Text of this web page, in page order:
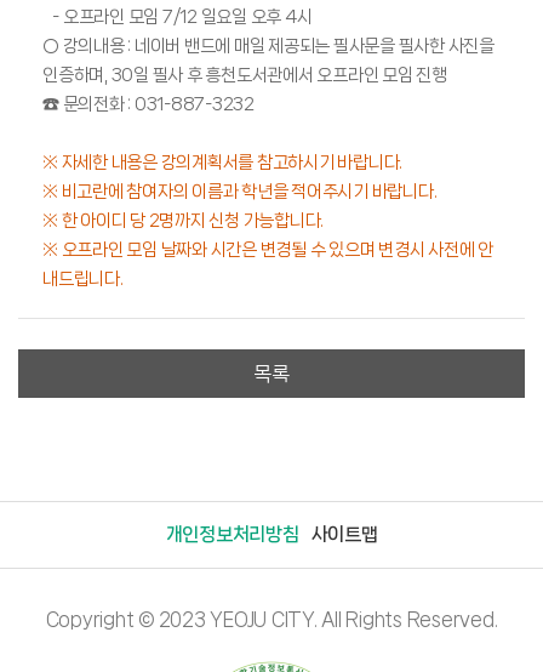
- 오프라인 모임 7/12 일요일 오후 4시
○ 강의내용 : 네이버 밴드에 매일 제공되는 필사문을 필사한 사진을
인증하며, 30일 필사 후 흥천도서관에서 오프라인 모임 진행
☎ 문의전화 : 031-887-3232
※ 자세한 내용은 강의계획서를 참고하시기 바랍니다.
​​​​※ 비고란에 참여자의 이름과 학년을 적어주시기 바랍니다.
​​​​※ 한 아이디 당 2명까지 신청 가능합니다.
※ 오프라인 모임 날짜와 시간은 변경될 수 있으며 변경시 사전에 안
내드립니다.
목록
개인정보처리방침 사이트맵
Copyright © 2023 YEOJU CITY. All Rights Reserved.